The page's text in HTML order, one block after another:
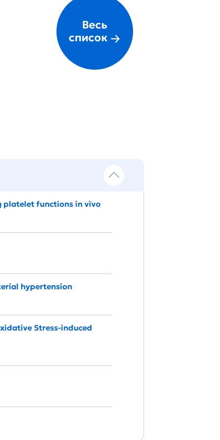
Весь
список
platelet functions in vivo
hypertension
Stress-induced